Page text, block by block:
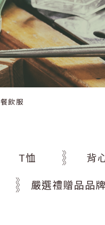
餐飲服
T恤 背
嚴選禮贈品品